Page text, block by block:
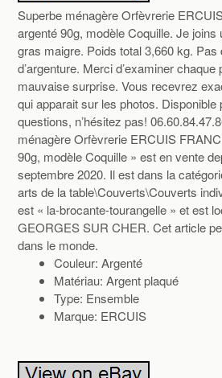
Superbe ménagère Orfèvrerie
argenté 90g, modèle Coquille. Je
gras maigre. Poids total 3,660 kg. Pas
d’argenture. Merci d’examiner
mauvaise surprise. Vous recevrez
qui apparait sur les photos. Disponible
questions, n’hésitez pas!
ménagère Orfèvrerie ERCUIS
90g, modèle Coquille » est en vente
septembre 2020. Il est dans la
arts de la table\Couverts\Couverts
est « la-brocante-tourangelle » et est
GEORGES SUR CHER. Cet article
dans le monde.
Couleur: Argenté
Matériau: Argent plaqué
Type: Ensemble
Marque: ERCUIS